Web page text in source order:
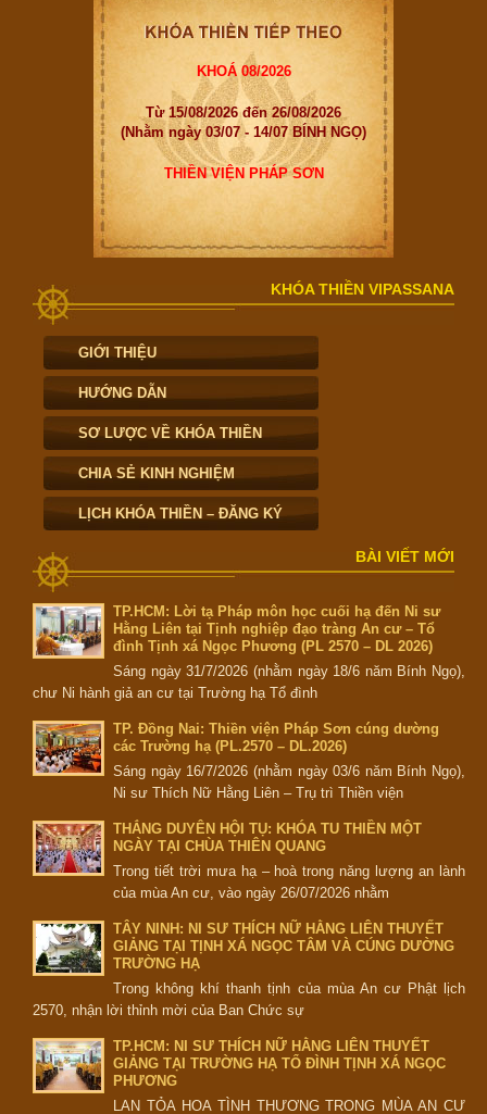
KHOÁ 08/2026
Từ 15/08/2026 đến 26/08/2026
(Nhằm ngày 03/07 - 14/07 BÍNH NGỌ)
THIỀN VIỆN PHÁP SƠN
KHÓA THIỀN VIPASSANA
GIỚI THIỆU
HƯỚNG DẪN
SƠ LƯỢC VỀ KHÓA THIỀN
CHIA SẺ KINH NGHIỆM
LỊCH KHÓA THIỀN – ĐĂNG KÝ
BÀI VIẾT MỚI
TP.HCM: Lời tạ Pháp môn học cuối hạ đến Ni sư
Hằng Liên tại Tịnh nghiệp đạo tràng An cư – Tổ
đình Tịnh xá Ngọc Phương (PL 2570 – DL 2026)
Sáng ngày 31/7/2026 (nhằm ngày 18/6 năm Bính Ngọ),
chư Ni hành giả an cư tại Trường hạ Tổ đình
TP. Đồng Nai: Thiền viện Pháp Sơn cúng dường
các Trường hạ (PL.2570 – DL.2026)
Sáng ngày 16/7/2026 (nhằm ngày 03/6 năm Bính Ngọ),
Ni sư Thích Nữ Hằng Liên – Trụ trì Thiền viện
THẮNG DUYÊN HỘI TỤ: KHÓA TU THIỀN MỘT
NGÀY TẠI CHÙA THIÊN QUANG
Trong tiết trời mưa hạ – hoà trong năng lượng an lành
của mùa An cư, vào ngày 26/07/2026 nhằm
TÂY NINH: NI SƯ THÍCH NỮ HẰNG LIÊN THUYẾT
GIẢNG TẠI TỊNH XÁ NGỌC TÂM VÀ CÚNG DƯỜNG
TRƯỜNG HẠ
Trong không khí thanh tịnh của mùa An cư Phật lịch
2570, nhận lời thỉnh mời của Ban Chức sự
TP.HCM: NI SƯ THÍCH NỮ HẰNG LIÊN THUYẾT
GIẢNG TẠI TRƯỜNG HẠ TỔ ĐÌNH TỊNH XÁ NGỌC
PHƯƠNG
LAN TỎA HOA TÌNH THƯƠNG TRONG MÙA AN CƯ